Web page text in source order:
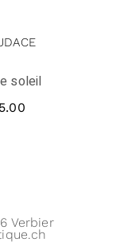
soleil
Verbier